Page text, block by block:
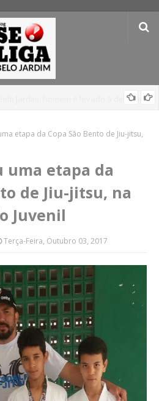
veja programação
etapa da Copa São Bento de Jiu-jitsu,
uma etapa da
de Jiu-jitsu, na
Juvenil
Terça-Feira, Outubro 03, 2017